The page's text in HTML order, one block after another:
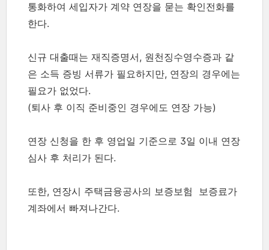
통화하여 세입자가 계약 연장을 묻는 확인전화를
한다.
신규 대출때는 재직증명서, 원천징수영수증과 같
은 소득 증빙 서류가 필요하지만, 연장의 경우에는
필요가 없었다.
(퇴사 후 이직 준비중인 경우에도 연장 가능)
연장 신청을 한 후 영업일 기준으로 3일 이내 연장
심사 후 처리가 된다.
또한, 연장시 주택금융공사의 보증보험 보증료가
계좌에서 빠져나간다.